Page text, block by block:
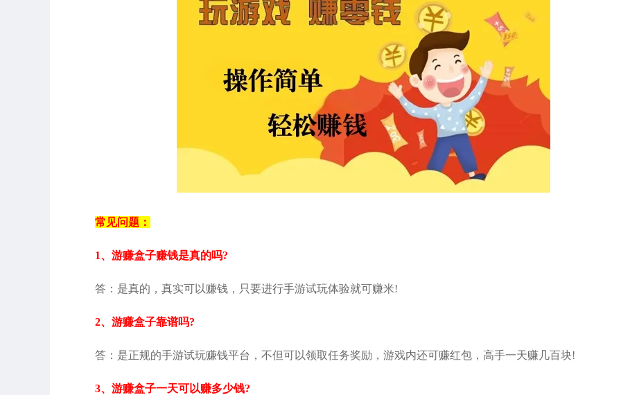
常见问题：
1、游赚盒子赚钱是真的吗?
答：是真的，真实可以赚钱，只要进行手游试玩体验就可赚米!
2、游赚盒子靠谱吗?
答：是正规的手游试玩赚钱平台，不但可以领取任务奖励，游戏内还可赚红包，高手一天赚几百块!
3、游赚盒子一天可以赚多少钱?